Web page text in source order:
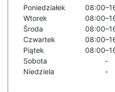
Poniedziałek
Wtorek
Środa
Czwartek
Piątek
Sobota
-
Niedziela
-